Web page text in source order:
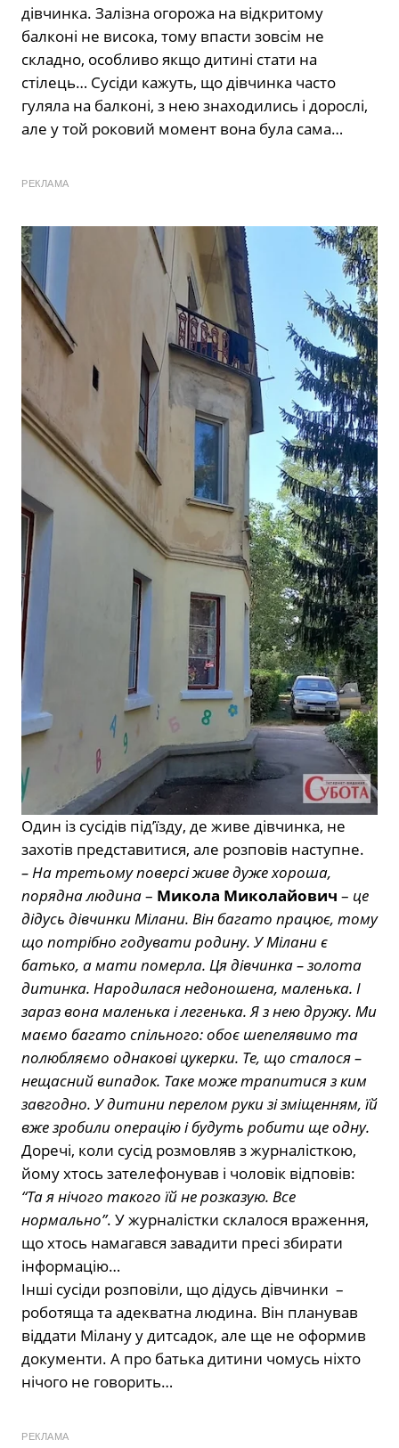
дівчинка. Залізна огорожа на відкритому
балконі не висока, тому впасти зовсім не
складно, особливо якщо дитині стати на
стілець… Сусіди кажуть, що дівчинка часто
гуляла на балконі, з нею знаходились і дорослі,
але у той роковий момент вона була сама…
РЕКЛАМА
Один із сусідів під’їзду, де живе дівчинка, не
захотів представитися, але розповів наступне.
– На третьому поверсі живе дуже хороша,
порядна людина– Микола Миколайович – це
дідусь дівчинки Мілани. Він багато працює, тому
що потрібно годувати родину. У Мілани є
батько, а мати померла. Ця дівчинка – золота
дитинка. Народилася недоношена, маленька. І
зараз вона маленька і легенька. Я з нею дружу. Ми
маємо багато спільного: обоє шепелявимо та
полюбляємо однакові цукерки. Те, що сталося –
нещасний випадок. Таке може трапитися з ким
завгодно. У дитини перелом руки зі зміщенням, їй
вже зробили операцію і будуть робити ще одну.
Доречі, коли сусід розмовляв з журналісткою,
йому хтось зателефонував і чоловік відповів:
“Та я нічого такого їй не розказую. Все
нормально”. У журналістки склалося враження,
що хтось намагався завадити пресі збирати
інформацію…
Інші сусіди розповіли, що дідусь дівчинки –
роботяща та адекватна людина. Він планував
віддати Мілану у дитсадок, але ще не оформив
документи. А про батька дитини чомусь ніхто
нічого не говорить…
РЕКЛАМА